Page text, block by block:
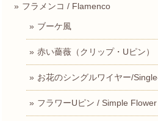
フラメンコ / Flamenco
ブーケ風
赤い薔薇（クリップ・Uピン）
お花のシングルワイヤー/
フラワーUピン / Simple